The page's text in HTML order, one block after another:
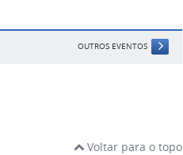
OUTROS EVENTOS
Voltar para o topo